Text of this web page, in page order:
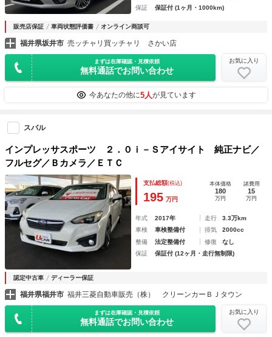
保証
保証付 (1ヶ月・1000km)
販売店保証 車両状態評価書 オンライン商談可
福井県坂井市 売ッチャリ買ッチャリ さかい店
まずは在庫確認・見積依頼
無料通話でお問い合わせ
お気に入り
今あなたの他に5人が見ています
スバル
インプレッサスポーツ ２．０ｉ－Ｓアイサイト 純正ナビ／
フルセグ／Ｂカメラ／ＥＴＣ
支払総額(税込)
195 万円
本体価格
180
万円
諸費用
15
万円
年式 2017年 走行
3.3万km
車検
車検整備付 排気
2000cc
整備
法定整備付 修復
なし
保証
保証付 (12ヶ月・走行無制限)
認定中古車 ディーラー保証
福井県福井市 福井三菱自動車販売（株） クリーンカーＢＪタウン
まずは在庫確認・見積依頼
無料通話でお問い合わせ
お気に入り